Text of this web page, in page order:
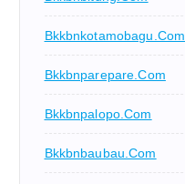
Bkkbnkotamobagu.com
Bkkbnparepare.com
Bkkbnpalopo.com
Bkkbnbaubau.com